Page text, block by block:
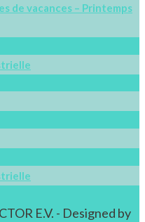
de vacances – Printemps
E.V. - Designed by